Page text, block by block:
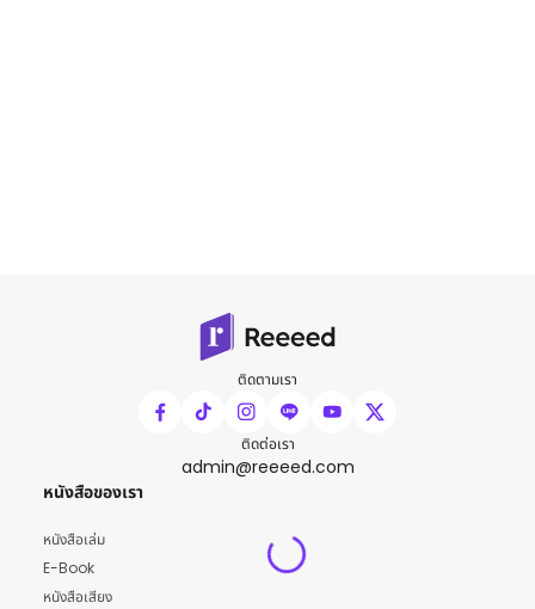
ติดตามเรา
ติดต่อเรา
admin@reeeed.com
หนังสือของเรา
หนังสือเล่ม
E-Book
หนังสือเสียง